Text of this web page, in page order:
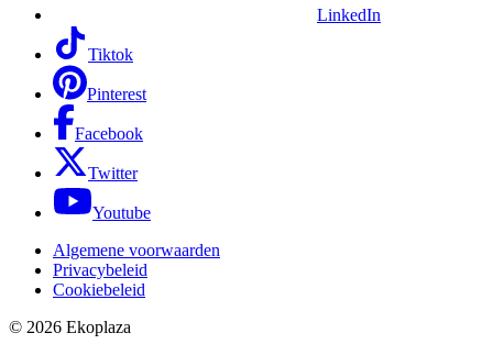
LinkedIn
Tiktok
Pinterest
Facebook
Twitter
Youtube
Algemene voorwaarden
Privacybeleid
Cookiebeleid
© 2026 Ekoplaza